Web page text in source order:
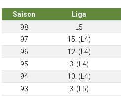
Saison Liga
98
L5
97
15. (L4)
96
12. (L4)
95
3. (L4)
94
10. (L4)
93
3. (L5)